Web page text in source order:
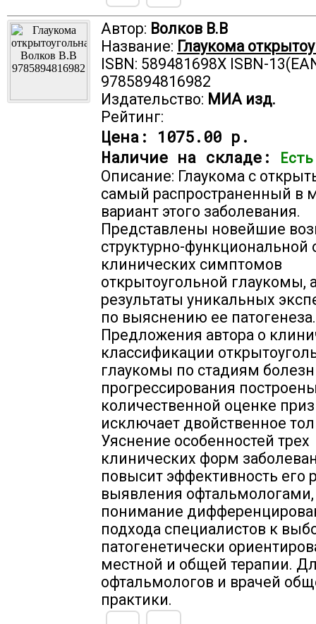
Автор: Волков В.В
Название: Глаукома
ISBN: 589481698X ISBN-
9785894816982
Издательство: МИА изд.
Рейтинг:
Цена: 1075.00 р.
Наличие на складе:
Есть
Описание: Глаукома с
самый распространенный в
вариант этого заболевания.
Представлены новейшие
структурно-функциональной
клинических симптомов
открытоугольной глаукомы,
результаты уникальных
по выяснению ее патогенеза.
Предложения автора о
классификации
глаукомы по стадиям
прогрессирования
количественной оценке
исключает двойственное
Уяснение особенностей трех
клинических форм
повысит эффективность его
выявления офтальмологами,
понимание
подхода специалистов к
патогенетически
местной и общей терапии.
офтальмологов и врачей
практики.